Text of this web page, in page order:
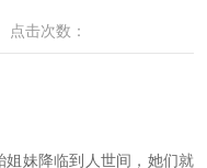
点击次数：
妹降临到人世间，她们就